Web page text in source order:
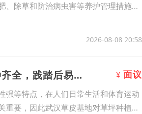
除草和防治病虫害等养护管理措施也
2026-08-08 20:58
15、张家口宣化区高羊茅草坪批发，草坪品种齐全，践踏后易于复苏 ¥ 面议
强等特点，在人们日常生活和体育运动
要，因此武汉草皮基地对草坪种植土